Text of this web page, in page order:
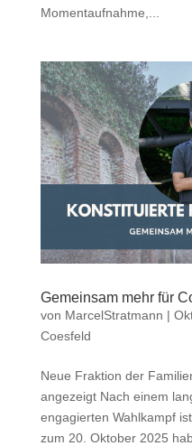
Momentaufnahme,...
Gemeinsam mehr für
von MarcelStratmann |
Coesfeld
Neue Fraktion der
angezeigt Nach einem
engagierten Wahlkampf
zum 20. Oktober 2025